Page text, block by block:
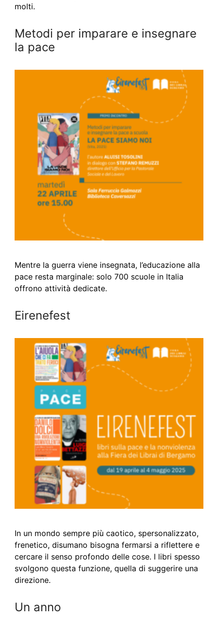
molti.
Metodi per imparare e insegnare
la pace
Mentre la guerra viene insegnata, l’educazione alla
pace resta marginale: solo 700 scuole in Italia
offrono attività dedicate.
Eirenefest
In un mondo sempre più caotico, spersonalizzato,
frenetico, disumano bisogna fermarsi a riflettere e
cercare il senso profondo delle cose. I libri spesso
svolgono questa funzione, quella di suggerire una
direzione.
Un anno